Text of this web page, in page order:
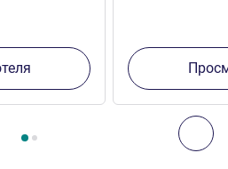
поблизости
отели поблизости 1 :, Другие